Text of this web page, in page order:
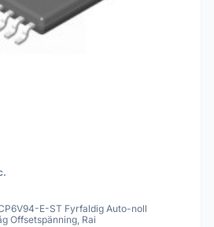
E-ST Fyrfaldig Auto-noll
Offsetspänning, Rai